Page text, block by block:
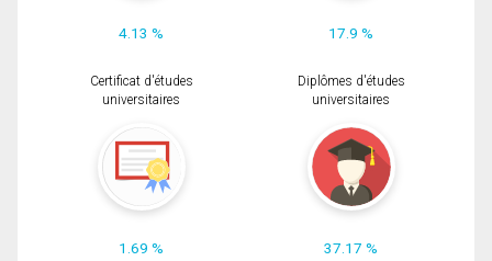
4.13 % 17.9 %
Certificat d'études
universitaires
1.69 %
Diplômes d'études
universitaires
37.17 %